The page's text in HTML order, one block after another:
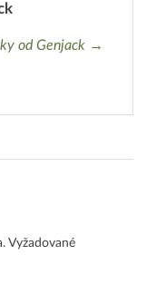
od Genjack →
Vyžadované